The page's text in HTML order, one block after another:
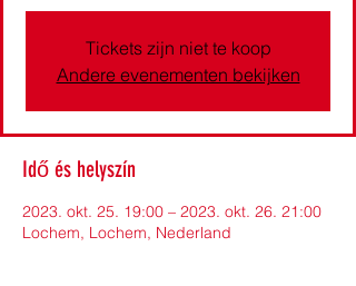
Tickets zijn niet te koop
Andere evenementen bekijken
Idő és helyszín
2023. okt. 25. 19:00 – 2023. okt. 26. 21:00
Lochem, Lochem, Nederland